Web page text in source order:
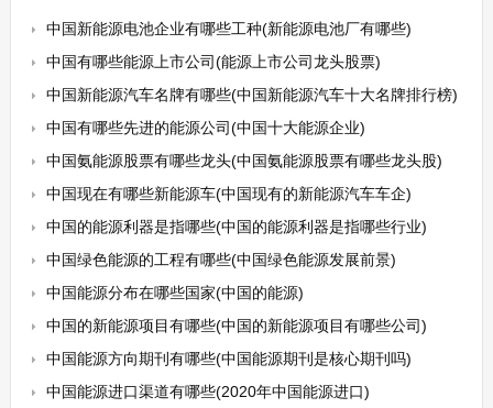
中国新能源电池企业有哪些工种(新能源电池厂有哪些)
中国有哪些能源上市公司(能源上市公司龙头股票)
中国新能源汽车名牌有哪些(中国新能源汽车十大名牌排行榜)
中国有哪些先进的能源公司(中国十大能源企业)
中国氨能源股票有哪些龙头(中国氨能源股票有哪些龙头股)
中国现在有哪些新能源车(中国现有的新能源汽车车企)
中国的能源利器是指哪些(中国的能源利器是指哪些行业)
中国绿色能源的工程有哪些(中国绿色能源发展前景)
中国能源分布在哪些国家(中国的能源)
中国的新能源项目有哪些(中国的新能源项目有哪些公司)
中国能源方向期刊有哪些(中国能源期刊是核心期刊吗)
中国能源进口渠道有哪些(2020年中国能源进口)